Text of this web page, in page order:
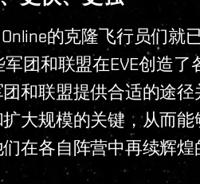
的克隆飞行员们就
团和联盟在EVE创造
和联盟提供合适的途
大规模的关键，从而
在各自阵营中再续辉煌